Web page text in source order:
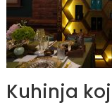
Kuhinja